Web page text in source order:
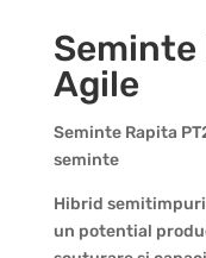
Seminte
Agile
Seminte Rapita
seminte
Hibrid
un potential